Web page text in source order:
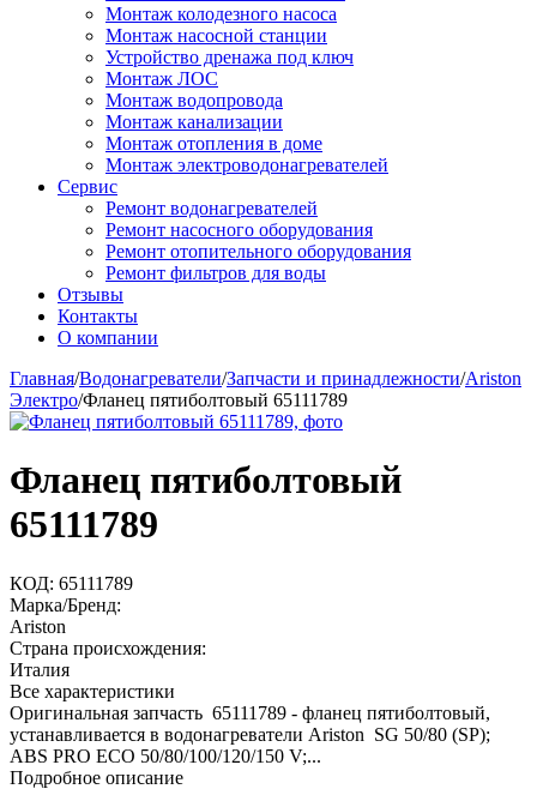
Монтаж колодезного насоса
Монтаж насосной станции
Устройство дренажа под ключ
Монтаж ЛОС
Монтаж водопровода
Монтаж канализации
Монтаж отопления в доме
Монтаж электроводонагревателей
Сервис
Ремонт водонагревателей
Ремонт насосного оборудования
Ремонт отопительного оборудования
Ремонт фильтров для воды
Отзывы
Контакты
О компании
Главная/Водонагреватели/Запчасти и принадлежности/Ariston
Электро/Фланец пятиболтовый 65111789
Фланец пятиболтовый
65111789
КОД: 65111789
Марка/Бренд:
Ariston
Страна происхождения:
Италия
Все характеристики
Оригинальная запчасть 65111789 - фланец пятиболтовый,
устанавливается в водонагреватели Ariston SG 50/80 (SP);
ABS PRO ECO 50/80/100/120/150 V;...
Подробное описание